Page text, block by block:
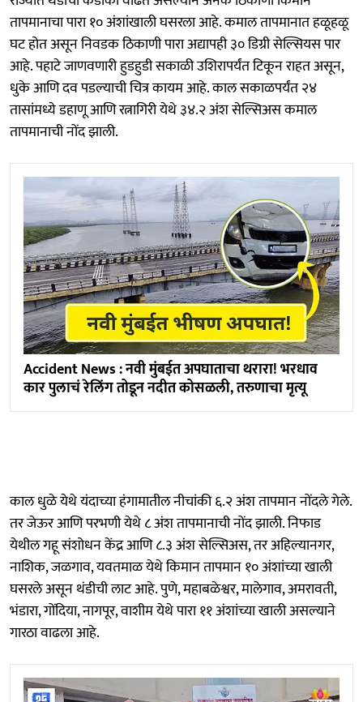
तापमानाचा पारा १० अंशांखाली घसरला आहे. कमाल तापमानात हळूहळू
घट होत असून निवडक ठिकाणी पारा अद्यापही ३० डिग्री सेल्सियस पार
आहे. पहाटे जाणवणारी हुडहुडी सकाळी उशिरापर्यंत टिकून राहत असून,
धुके आणि दव पडल्याची चित्र कायम आहे. काल सकाळपर्यंत २४
तासांमध्ये ‎डहाणू आणि रत्नागिरी येथे ३४.२ अंश सेल्सिअस कमाल
तापमानाची नोंद झाली.
Accident News : नवी मुंबईत अपघाताचा थरारा! भरधाव
कार पुलाचं रेलिंग तोडून नदीत कोसळली, तरुणाचा मृत्यू
काल धुळे येथे यंदाच्या हंगामातील नीचांकी ६.२ अंश तापमान नोंदले गेले.
तर जेऊर आणि परभणी येथे ८ अंश तापमानाची नोंद झाली. निफाड
येथील गहू संशोधन केंद्र आणि ८.३ अंश सेल्सिअस, तर अहिल्यानगर,
नाशिक, जळगाव, ‎यवतमाळ येथे किमान तापमान १० अंशांच्या खाली
घसरले असून थंडीची लाट आहे. पुणे, महाबळेश्वर, मालेगाव, अमरावती,
भंडारा, ‎गोंदिया, ‎नागपूर, ‎वाशीम येथे पारा ११ अंशांच्या खाली असल्याने
गारठा वाढला आहे.